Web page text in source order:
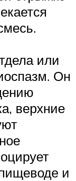
или
Он
верхние
и